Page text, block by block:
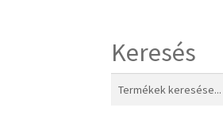
Keresés